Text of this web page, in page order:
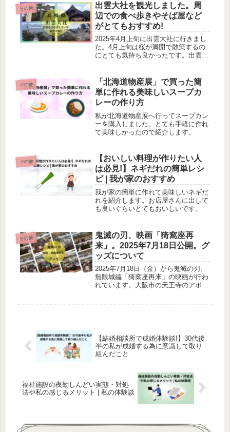
その他
出雲大社を観光しました。周
辺での食べ歩きやそば屋など
がとてもおすすめ!
2025年4月上旬に出雲大社に行きまし
た。4月上旬は桜が満開で散策するの
にとても気持ち良かったです。出雲そ
その他
「北海道物産展」で買った簡
単に作れる美味しいスープカ
レーの作り方
私が北海道物産展へ行ってスープカレ
ーを購入しました。とても手軽に作れ
て美味しかったので紹介します。
その他
【おいしい料理が作りたい人
は必見!】ネギだれの簡単レシ
ピ | 我が家のおすすめ
我が家の簡単に作れて美味しいネギだ
れを紹介します。お店屋さんに出して
も良いぐらいとてもおいしいです。
その他
鬼滅の刃、映画「猗窩座再
来」。2025年7月18日公開。グ
ッズについて
2025年7月18日（金）から鬼滅の刃、
無限城編「猗窩座再来」の映画が行わ
れています。大阪市の天王寺のアポロ
【結婚相談所で成婚体験談!】30代後
半の私が成婚する為に意識して取り
組んだこと
福祉施設の夜勤しんどい実態・対処
法や私の感じるメリット | 私の体験談